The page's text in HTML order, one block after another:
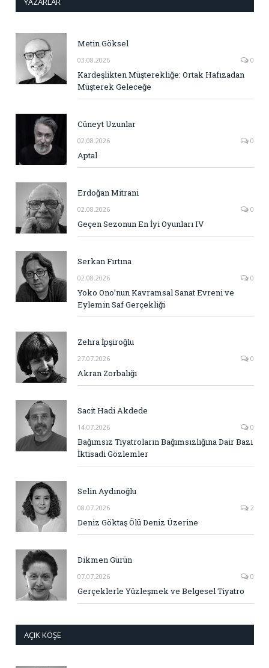
Metin Göksel
03.08.2026 0
Kardeşlikten Müşterekliğe: Ortak Hafızadan
Müşterek Geleceğe
Cüneyt Uzunlar
02.08.2026 0
Aptal
Erdoğan Mitrani
02.08.2026 0
Geçen Sezonun En İyi Oyunları IV
Serkan Fırtına
02.08.2026 0
Yoko Ono’nun Kavramsal Sanat Evreni ve
Eylemin Saf Gerçekliği
Zehra İpşiroğlu
27.07.2026 0
Akran Zorbalığı
Sacit Hadi Akdede
14.07.2026 0
Bağımsız Tiyatroların Bağımsızlığına Dair Bazı
İktisadi Gözlemler
Selin Aydınoğlu
08.07.2026 2
Deniz Göktaş Ölü Deniz Üzerine
Dikmen Gürün
07.07.2026 0
Gerçeklerle Yüzleşmek ve Belgesel Tiyatro
AÇIK KÖŞE